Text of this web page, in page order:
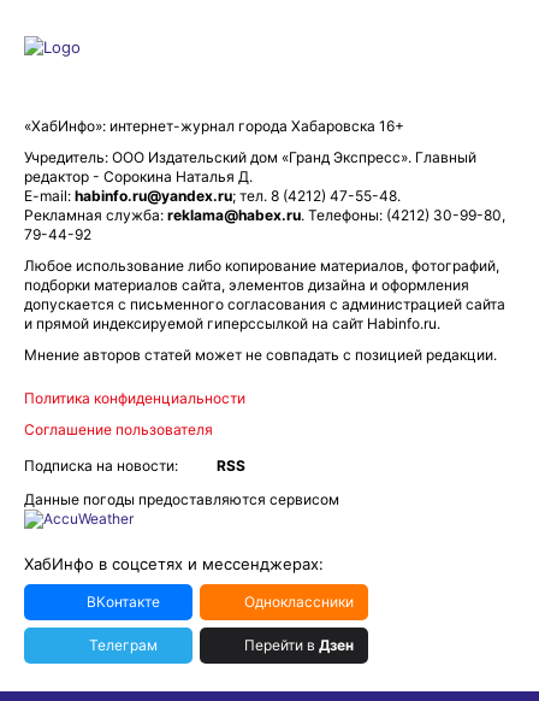
«ХабИнфо»: интернет-журнал города Хабаровска 16+
Учредитель: ООО Издательский дом «Гранд Экспресс». Главный
редактор - Сорокина Наталья Д.
E-mail: habinfo.ru@yandex.ru; тел. 8 (4212) 47-55-48.
Рекламная служба: reklama@habex.ru. Телефоны: (4212) 30-99-80,
79-44-92
Любое использование либо копирование материалов, фотографий,
подборки материалов сайта, элементов дизайна и оформления
допускается с письменного согласования с администрацией сайта
и прямой индексируемой гиперссылкой на сайт Habinfo.ru.
Мнение авторов статей может не совпадать с позицией редакции.
Политика конфиденциальности
Соглашение пользователя
Подписка на новости:
RSS
Данные погоды предоставляются сервисом
ХабИнфо в соцсетях и мессенджерах:
ВКонтакте Одноклассники
Телеграм Перейти в Дзен